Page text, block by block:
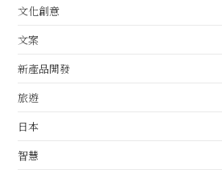
文化創意
文案
新產品開發
旅遊
日本
智慧